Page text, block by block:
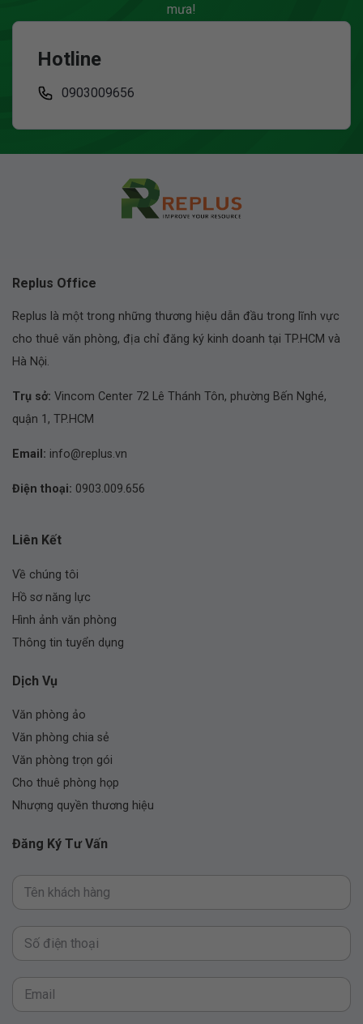
mưa!
Hotline
0903009656
Replus Office
Replus là một trong những thương hiệu dẫn đầu trong lĩnh vực
cho thuê văn phòng, địa chỉ đăng ký kinh doanh tại TP.HCM và
Hà Nội.
Trụ sở: Vincom Center 72 Lê Thánh Tôn, phường Bến Nghé,
quận 1, TP.HCM
Email: info@replus.vn
Điện thoại: 0903.009.656
Liên Kết
Về chúng tôi
Hồ sơ năng lực
Hình ảnh văn phòng
Thông tin tuyển dụng
Dịch Vụ
Văn phòng ảo
Văn phòng chia sẻ
Văn phòng trọn gói
Cho thuê phòng họp
Nhượng quyền thương hiệu
Đăng Ký Tư Vấn